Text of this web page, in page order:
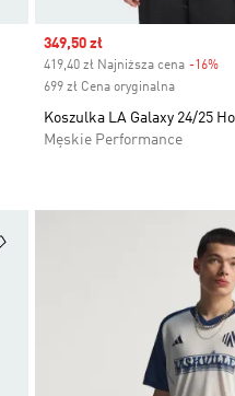
Sale price
349,50 zł
419,40 zł Najniższa cena -16%
699 zł Cena oryginalna
Koszulka LA Galaxy 24/25
Męskie Performance